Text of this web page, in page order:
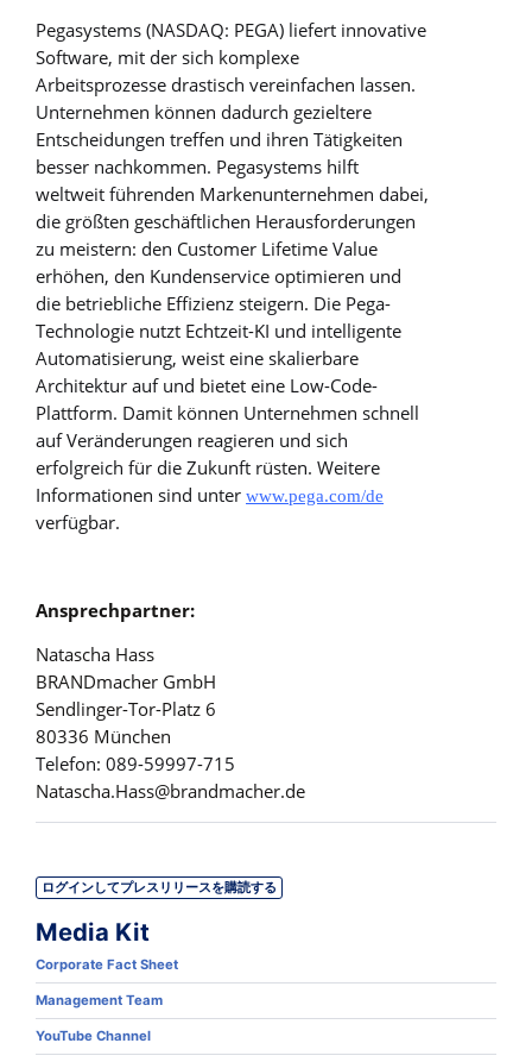
Pegasystems (NASDAQ: PEGA) liefert innovative
Software, mit der sich komplexe
Arbeitsprozesse drastisch vereinfachen lassen.
Unternehmen können dadurch gezieltere
Entscheidungen treffen und ihren Tätigkeiten
besser nachkommen. Pegasystems hilft
weltweit führenden Markenunternehmen dabei,
die größten geschäftlichen Herausforderungen
zu meistern: den Customer Lifetime Value
erhöhen, den Kundenservice optimieren und
die betriebliche Effizienz steigern. Die Pega-
Technologie nutzt Echtzeit-KI und intelligente
Automatisierung, weist eine skalierbare
Architektur auf und bietet eine Low-Code-
Plattform. Damit können Unternehmen schnell
auf Veränderungen reagieren und sich
erfolgreich für die Zukunft rüsten. Weitere
Informationen sind unter www.pega.com/de
verfügbar.
Ansprechpartner:
Natascha Hass
BRANDmacher GmbH
Sendlinger-Tor-Platz 6
80336 München
Telefon: 089-59997-715
Natascha.Hass@brandmacher.de
ログインしてプレスリリースを購読する
Media Kit
Corporate Fact Sheet
Management Team
YouTube Channel